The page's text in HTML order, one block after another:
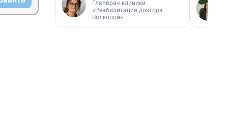
Главврач клиники
«Реабилитация доктора
Волковой»